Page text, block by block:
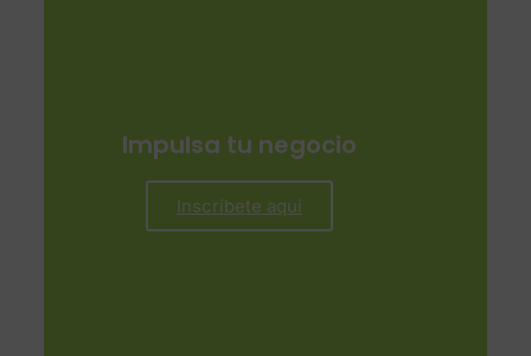
Impulsa tu negocio
Inscríbete aquí